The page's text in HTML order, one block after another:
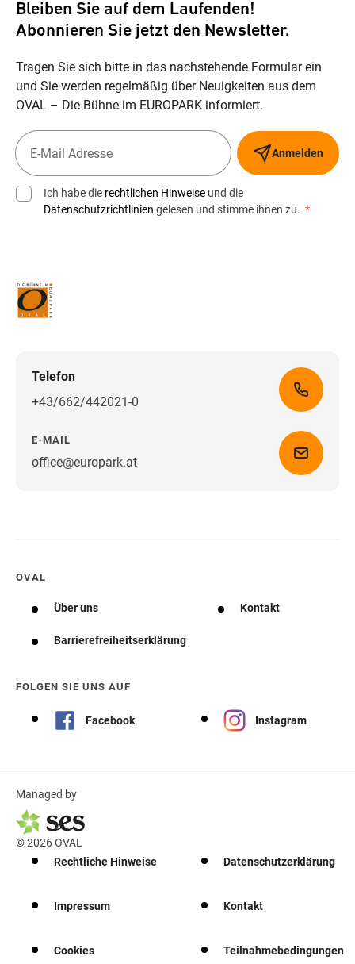
Bleiben Sie auf dem Laufenden!
Abonnieren Sie jetzt den Newsletter.
Tragen Sie sich bitte in das nachstehende Formular ein
und Sie werden regelmäßig über Neuigkeiten aus dem
OVAL – Die Bühne im EUROPARK informiert.
Anmelden
Ich habe die rechtlichen Hinweise und die
Datenschutzrichtlinien gelesen und stimme ihnen zu. *
Telefon
+43/662/442021-0
E-MAIL
office@europark.atWegbeschreibung erhalten
OVAL
Über uns Kontakt
Barrierefreiheitserklärung
FOLGEN SIE UNS AUF
Facebook Instagram
Managed by
© 2026 OVAL
Rechtliche Hinweise
Datenschutzerklärung
Impressum Kontakt
Cookies Teilnahmebedingungen